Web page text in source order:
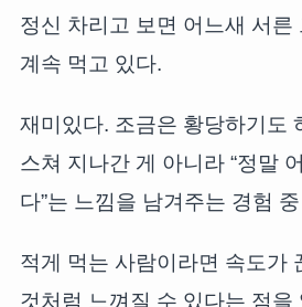
정신 차리고 보면 어느새 서른
계속 먹고 있다.
재미있다. 조금은 황당하기도
스쳐 지나간 게 아니라 “정말
다”는 느낌을 남겨주는 경험
적게 먹는 사람이라면 속도가
것처럼 느껴질 수 있다는 점을